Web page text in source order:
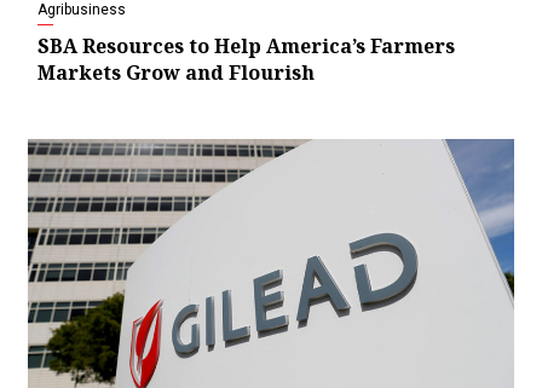
Agribusiness
SBA Resources to Help America’s Farmers
Markets Grow and Flourish